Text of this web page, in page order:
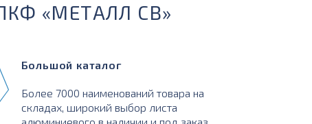
«МЕТАЛЛ СВ»
Большой каталог
Более 7000 наименований товара на
складах, широкий выбор листа
алюминиевого в наличии и под заказ.